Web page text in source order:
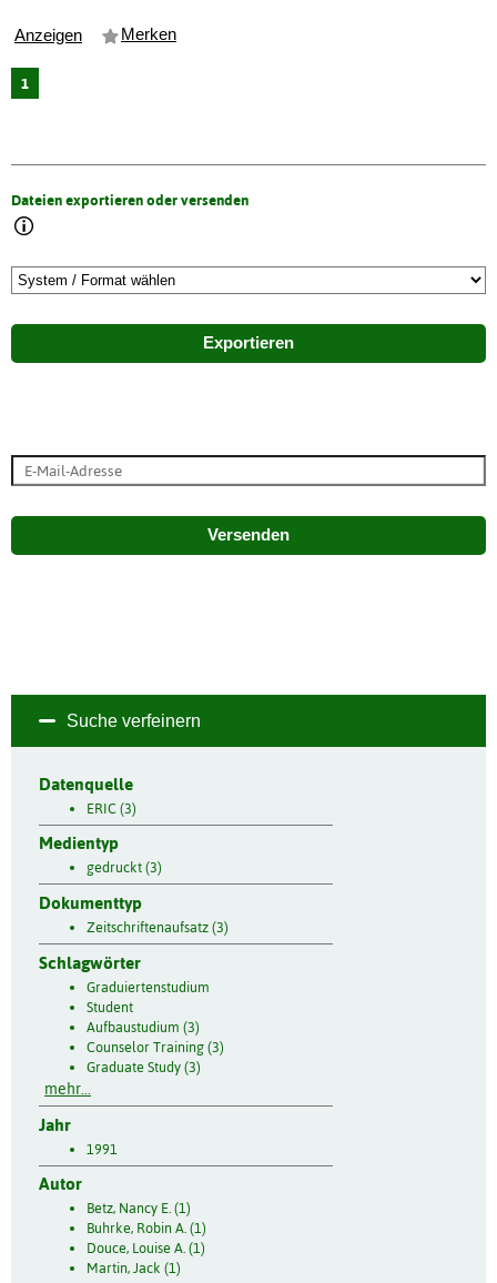
Anzeigen Merken
1
Dateien exportieren oder versenden
Exportieren
Versenden
Suche verfeinern
Datenquelle
ERIC (3)
Medientyp
gedruckt (3)
Dokumenttyp
Zeitschriftenaufsatz (3)
Schlagwörter
Graduiertenstudium
Student
Aufbaustudium (3)
Counselor Training (3)
Graduate Study (3)
mehr...
Jahr
1991
Autor
Betz, Nancy E. (1)
Buhrke, Robin A. (1)
Douce, Louise A. (1)
Martin, Jack (1)